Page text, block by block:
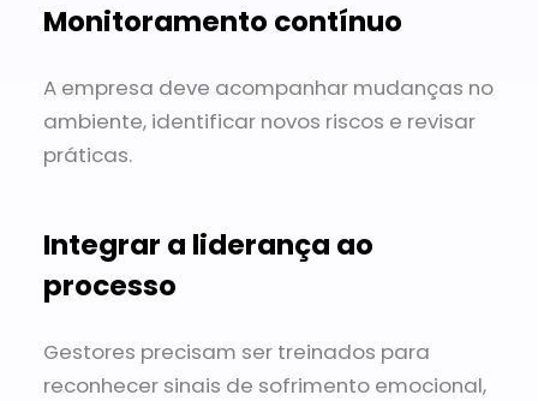
Monitoramento contínuo
A empresa deve acompanhar mudanças no
ambiente, identificar novos riscos e revisar
práticas.
Integrar a liderança ao
processo
Gestores precisam ser treinados para
reconhecer sinais de sofrimento emocional,